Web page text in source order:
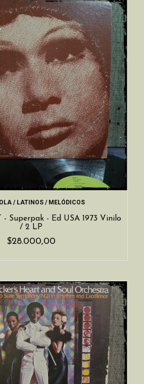
/ LATINOS / MELÓDICOS
Superpak - Ed USA 1973 Vinilo
/ 2 LP
$28.000,00